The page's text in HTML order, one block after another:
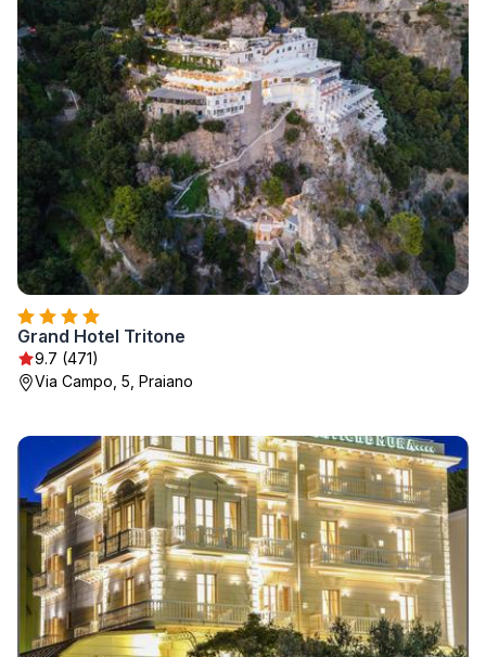
Grand Hotel Tritone
9.7 (471)
Via Campo, 5, Praiano